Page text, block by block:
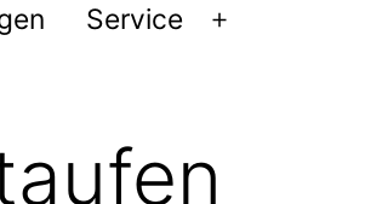
Service
Menü